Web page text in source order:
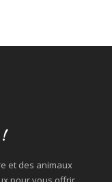
!
et des animaux